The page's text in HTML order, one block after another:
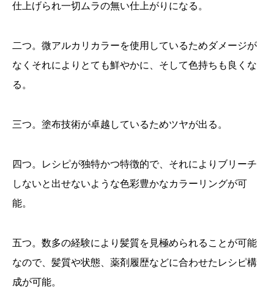
仕上げられ一切ムラの無い仕上がりになる。
二つ。微アルカリカラーを使用しているためダメージが
なくそれによりとても鮮やかに、そして色持ちも良くな
る。
三つ。塗布技術が卓越しているためツヤが出る。
四つ。レシピが独特かつ特徴的で、それによりブリーチ
しないと出せないような色彩豊かなカラーリングが可
能。
五つ。数多の経験により髪質を見極められることが可能
なので、髪質や状態、薬剤履歴などに合わせたレシピ構
成が可能。